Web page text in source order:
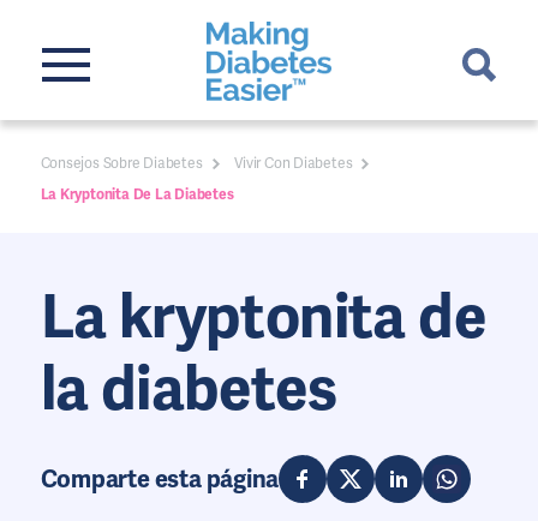
Consejos Sobre Diabetes
Vivir Con Diabetes
La Kryptonita De La Diabetes
La kryptonita de
la diabetes
Comparte esta página